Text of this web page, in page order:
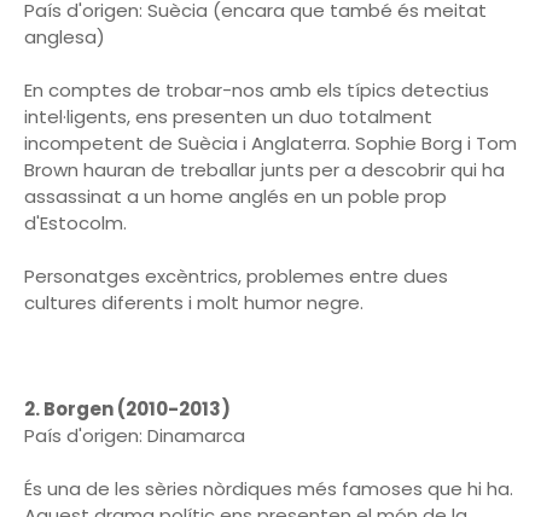
País d'origen: Suècia (encara que també és meitat
anglesa)
En comptes de trobar-nos amb els típics detectius
intel·ligents, ens presenten un duo totalment
incompetent de Suècia i Anglaterra. Sophie Borg i Tom
Brown hauran de treballar junts per a descobrir qui ha
assassinat a un home anglés en un poble prop
d'Estocolm.
Personatges excèntrics, problemes entre dues
cultures diferents i molt humor negre.
2. Borgen (2010-2013)
País d'origen: Dinamarca
És una de les sèries nòrdiques més famoses que hi ha.